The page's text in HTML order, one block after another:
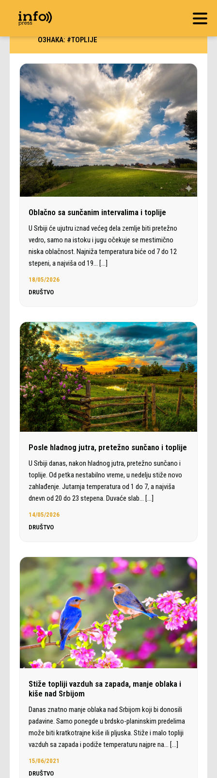
ОЗНАКА:#TOPLIJE
Oblačno sa sunčanim intervalima i toplije
U Srbiji će ujutru iznad većeg dela zemlje biti pretežno
vedro, samo na istoku i jugu očekuje se mestimično
niska oblačnost. Najniža temperatura biće od 7 do 12
stepeni, a najviša od 19… […]
18/05/2026
DRUŠTVO
Posle hladnog jutra, pretežno sunčano i toplije
U Srbiji danas, nakon hladnog jutra, pretežno sunčano i
toplije. Od petka nestabilno vreme, u nedelju stiže novo
zahlađenje. Jutarnja temperatura od 1 do 7, a najviša
dnevn od 20 do 23 stepena. Duvaće slab… […]
14/05/2026
DRUŠTVO
Stiže topliji vazduh sa zapada, manje oblaka i
kiše nad Srbijom
Danas znatno manje oblaka nad Srbijom koji bi donosili
padavine. Samo ponegde u brdsko-planinskim predelima
može biti kratkotrajne kiše ili pljuska. Stiže i malo topliji
vazduh sa zapada i podiže temperaturu najpre na… […]
15/06/2021
DRUŠTVO